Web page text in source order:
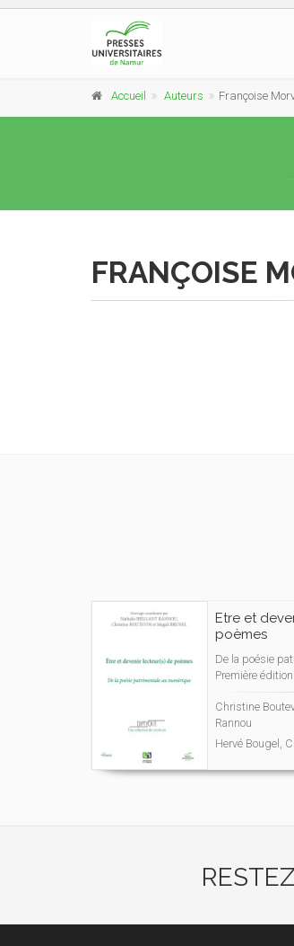
Accueil Auteurs Françoise
FRANÇOISE
Etre et
poèmes
De la poésie
Première édition
Christine
Rannou
Hervé Bougel,